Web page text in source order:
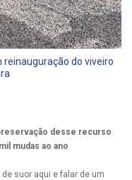
reinauguração do viveiro
desse recurso
mudas ao ano
suor aqui e falar de um